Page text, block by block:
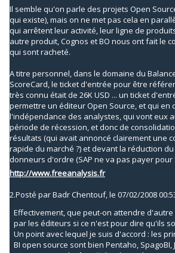
Il semble qu'on parle des projets Open
qui existe), mais on ne met pas cela en
qui arrêtent leur activité, leur ligne de
autre produit, Cognos et BO nous ont fait le
qui sont racheté.
A titre personnel, dans le domaine du
ScoreCard, le ticket d'entrée pour être
très connu était de 26K USD ... un ticket
permettre un éditeur Open Source, et qui en
l'indépendance des analystes, qui vont eux
période de récession, et donc de
résultats (qui avait annoncé clairement une
rapide du marché ?) et devant la réduction
donneurs d'ordre (SAP ne va pas payer pour
http://www.freeanalysis.fr
2.Posté parBadr Chentouf,le 07/02/2008
Effectivement, que peut-on attendre
par les éditeurs si ce n'est pour dire qu'ils
Un point avec lequel je suis d'accord : les
BI open source sont bien Pentaho, SpagoBI,